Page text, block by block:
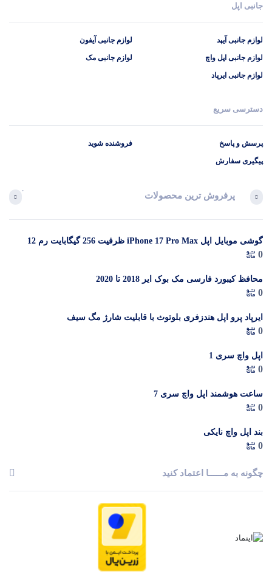
جانبی اپل
لوازم جانبی آیپد
لوازم جانبی اپل واچ
لوازم جانبی ایرپاد
لوازم جانبی آیفون
لوازم جانبی مک
دسترسی سریع
پرسش و پاسخ
پیگیری سفارش
فروشنده شوید
پرفروش ترین محصولات
گوشی موبایل اپل iPhone 17 Pro Max ظرفیت 256 گیگابایت رم 12
گیگابایت (ZAA) – Not Active رجیستر شده
0
محافظ کیبورد فارسی مک بوک ایر 2018 تا 2020
0
ایرپاد پرو اپل هندزفری بلوتوث با قابلیت شارژ مگ سیف
0
اپل واچ سری 1
0
ساعت هوشمند اپل واچ سری 7
0
بند اپل واچ نایکی
0
چگونه به مــــــا اعتماد کنید